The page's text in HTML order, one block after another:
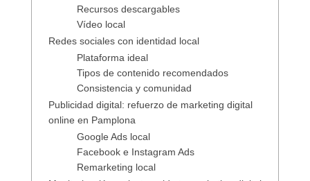
Recursos descargables
Vídeo local
Redes sociales con identidad local
Plataforma ideal
Tipos de contenido recomendados
Consistencia y comunidad
Publicidad digital: refuerzo de marketing digital
online en Pamplona
Google Ads local
Facebook e Instagram Ads
Remarketing local